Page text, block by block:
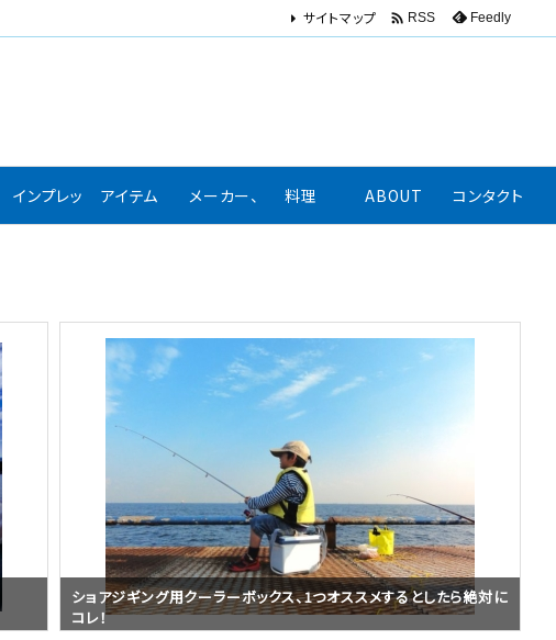
インプレッション、口コミ
アイテム メーカー、著名人リンク集
料理 ABOUT コンタクト
サイトマップ  RSS Feedly
ショアジギング用クーラーボックス、1つオススメするとしたら絶対に
コレ！